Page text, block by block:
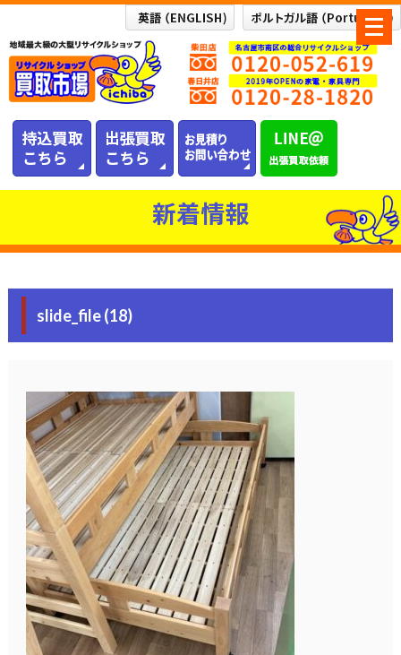
メ
ニ
ュ
ー
新着情報
slide_file (18)